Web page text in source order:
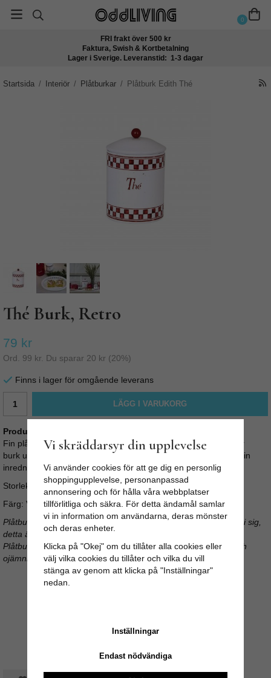
0
FRI frakt över 500 kr
Faktura, Swish & Kortbetalning
Lager i Sverige. Leveranstid: 1-3 dagar
Startsida / Interiör / Plåtburkar / Plåtburk Edith Thé
Thé Burk, Retro
79 kr
Ord. 99 kr . Du sparar 20 kr (20%)
Finns i lager för omgående leverans
LÄGG I VARUKORG
Produktbeskrivning:
Fin plåtburk, vit med röda mönster för förvaring av thé. Populär
burk ur serien Edith. Den tidstypiska retrodesigen är också en fin
inredningsdetalj och praktisk förvaring.
Storlek: W 9,5 x H 15 cm
Färg: Vit med röda mönster.
Plåtburkarna i serien Edith har ett tryck med patina och fläckar i sig,
detta är alltså inget produktionsfel utan en del i designen.
Plåtburkarna är handgjorda vilket innebär att vissa olikheter och
ojämnheter kan förekomma
Vi skräddarsyr din upplevelse
Vi använder cookies för att ge dig en personlig
shoppingupplevelse, personanpassad
annonsering och för hålla våra webbplatser
tillförlitliga och säkra. För detta ändamål samlar
vi in information om användarna, deras mönster
och deras enheter.
Klicka på "Okej" om du tillåter alla cookies eller
välj vilka cookies du tillåter och vilka du vill
stänga av genom att klicka på "Inställningar"
nedan.
Inställningar
Endast nödvändiga